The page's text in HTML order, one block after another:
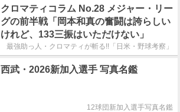
クロマティコラム No.28 メジャー・リー
グの前半戦「岡本和真の奮闘は誇らしい
けれど、133三振はいただけない」
最強助っ人・クロマティが斬る!!「日米・野球考察」
西武・2026新加入選手 写真名鑑
12球団新加入選手写真名鑑